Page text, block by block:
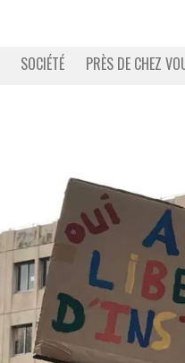
SOCIÉTÉ PRÈS DE CHEZ